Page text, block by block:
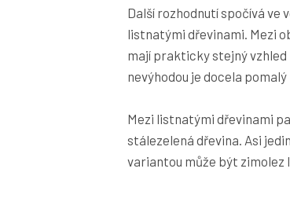
Další rozhodnutí spočívá ve
listnatými dřevinami. Mezi
mají prakticky stejný vzhled
nevýhodou je docela
Mezi listnatými dřevinami
stálezelená dřevina. Asi
variantou může být zimolez